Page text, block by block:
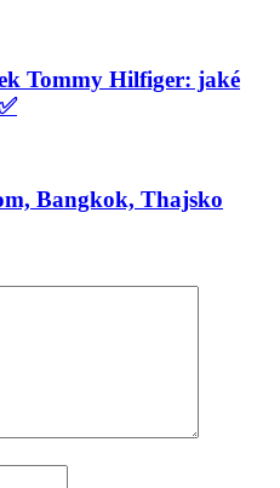
Tommy Hilfiger: jaké
Bangkok, Thajsko